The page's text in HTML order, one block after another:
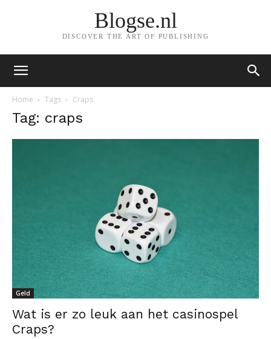
Blogse.nl
DISCOVER THE ART OF PUBLISHING
Home Tags Craps
Tag: craps
Geld
Wat is er zo leuk aan het casinospel
Craps?